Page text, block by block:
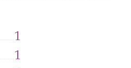
1
1